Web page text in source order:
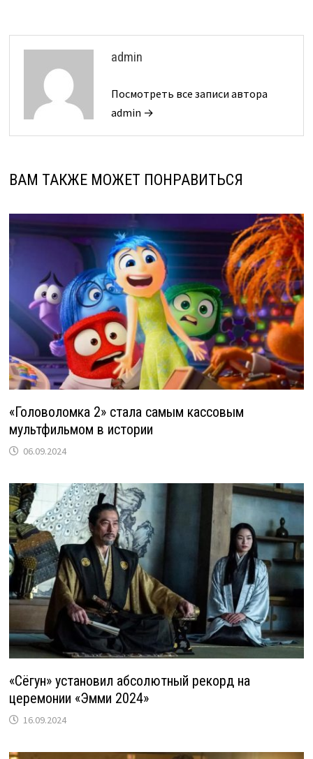
admin
Посмотреть все записи автора
admin →
ВАМ ТАКЖЕ МОЖЕТ ПОНРАВИТЬСЯ
«Головоломка 2» стала самым кассовым
мультфильмом в истории
06.09.2024
«Сёгун» установил абсолютный рекорд на
церемонии «Эмми 2024»
16.09.2024